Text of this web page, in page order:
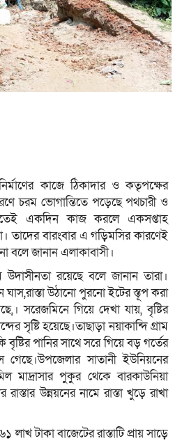
কাজে ঠিকাদার ও কতৃপক্ষের
চরম ভোগান্তিতে পড়েছে পথচারী ও
একদিন কাজ করলে একসপ্তাহ
তাদের বারংবার এ গড়িমসির কারণেই
বলে জানান এলাকাবাসী।
রয়েছে বলে জানান তারা।
ঘাস,রাস্তা উঠানো পুরনো ইটের স্তূপ করা
সরেজমিনে গিয়ে দেখা যায়, বৃষ্টির
সৃষ্টি হয়েছে।তাছাড়া নয়াকান্দি গ্রাম
পানির সাথে সরে গিয়ে বড় গর্তের
গেছে।উপজেলার সাতানী ইউনিয়নের
মাদ্রাসার পুকুর থেকে বারকাউনিয়া
উন্নয়নের নামে রাস্তা খুড়ে রাখা
টাকা বাজেটের রাস্তাটি প্রায় সাড়ে